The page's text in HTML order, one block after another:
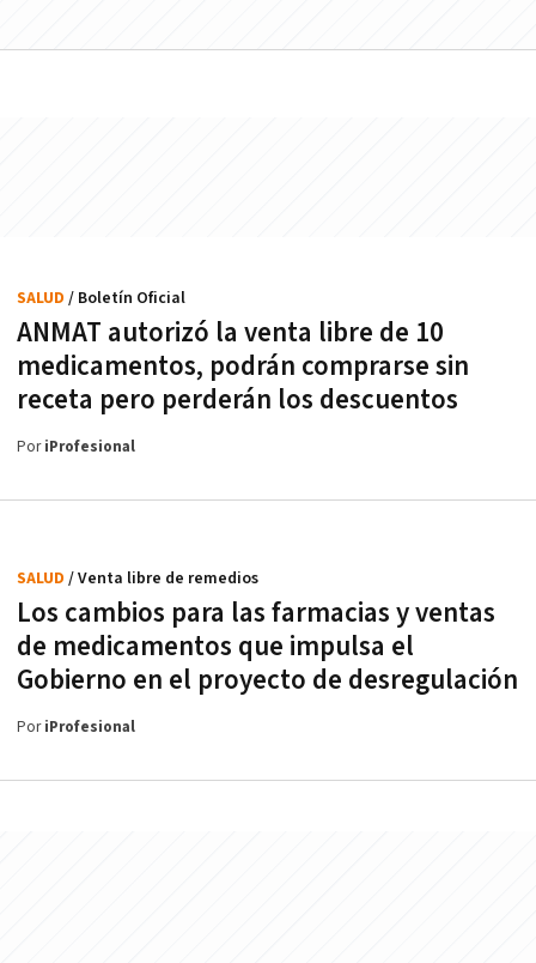
ANMAT autorizó la venta libre de 10
medicamentos, podrán comprarse sin
receta pero perderán los descuentos
SALUD / Boletín Oficial
PoriProfesional
Los cambios para las farmacias y ventas
de medicamentos que impulsa el
Gobierno en el proyecto de desregulación
SALUD / Venta libre de remedios
PoriProfesional